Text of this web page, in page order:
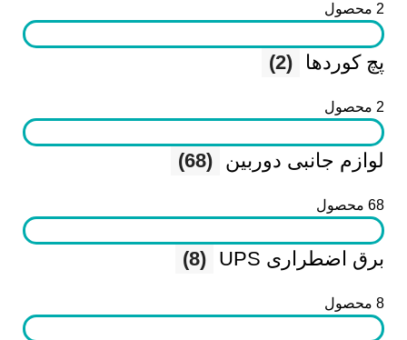
2 محصول
پچ کوردها (2)
2 محصول
لوازم جانبی دوربین (68)
68 محصول
برق اضطراری UPS (8)
8 محصول